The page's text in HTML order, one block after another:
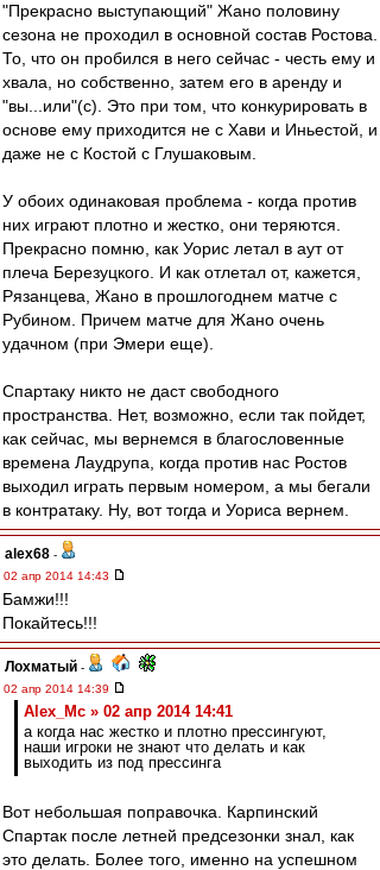
"Прекрасно выступающий" Жано половину
сезона не проходил в основной состав Ростова.
То, что он пробился в него сейчас - честь ему и
хвала, но собственно, затем его в аренду и
"вы...или"(с). Это при том, что конкурировать в
основе ему приходится не с Хави и Иньестой, и
даже не с Костой с Глушаковым.
У обоих одинаковая проблема - когда против
них играют плотно и жестко, они теряются.
Прекрасно помню, как Уорис летал в аут от
плеча Березуцкого. И как отлетал от, кажется,
Рязанцева, Жано в прошлогоднем матче с
Рубином. Причем матче для Жано очень
удачном (при Эмери еще).
Спартаку никто не даст свободного
пространства. Нет, возможно, если так пойдет,
как сейчас, мы вернемся в благословенные
времена Лаудрупа, когда против нас Ростов
выходил играть первым номером, а мы бегали
в контратаку. Ну, вот тогда и Уориса вернем.
alex68 -
02 апр 2014 14:43
Бамжи!!!
Покайтесь!!!
Лохматый -
02 апр 2014 14:39
Alex_Mc » 02 апр 2014 14:41
а когда нас жестко и плотно прессингуют,
наши игроки не знают что делать и как
выходить из под прессинга
Вот небольшая поправочка. Карпинский
Спартак после летней предсезонки знал, как
это делать. Более того, именно на успешном